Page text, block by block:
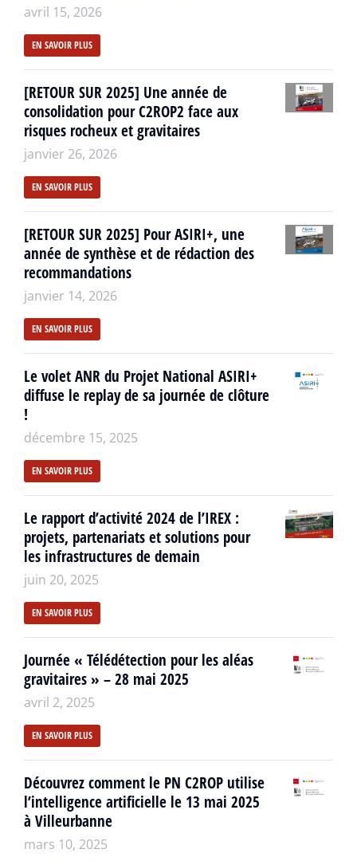
avril 15, 2026
EN SAVOIR PLUS
[RETOUR SUR 2025] Une année de
consolidation pour C2ROP2 face aux
risques rocheux et gravitaires
janvier 26, 2026
EN SAVOIR PLUS
[RETOUR SUR 2025] Pour ASIRI+, une
année de synthèse et de rédaction des
recommandations
janvier 14, 2026
EN SAVOIR PLUS
Le volet ANR du Projet National ASIRI+
diffuse le replay de sa journée de clôture
!
décembre 15, 2025
EN SAVOIR PLUS
Le rapport d’activité 2024 de l’IREX :
projets, partenariats et solutions pour
les infrastructures de demain
juin 20, 2025
EN SAVOIR PLUS
Journée « Télédétection pour les aléas
gravitaires » – 28 mai 2025
avril 2, 2025
EN SAVOIR PLUS
Découvrez comment le PN C2ROP utilise
l’intelligence artificielle le 13 mai 2025
à Villeurbanne
mars 10, 2025